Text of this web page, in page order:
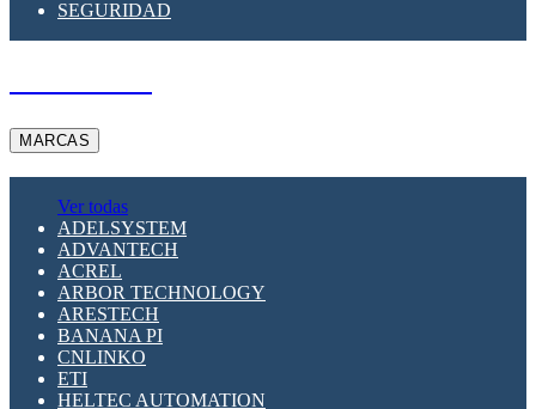
SEGURIDAD
MARCAS
Ver todas
ADELSYSTEM
ADVANTECH
ACREL
ARBOR TECHNOLOGY
ARESTECH
BANANA PI
CNLINKO
ETI
HELTEC AUTOMATION